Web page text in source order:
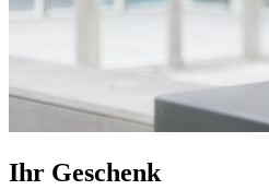
Ihr Geschenk